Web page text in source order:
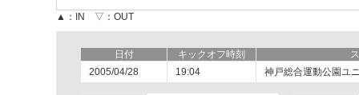
▲：IN ▽：OUT
日付 キックオフ時刻
2005/04/28
19:04 神戸総合運動公園ユ